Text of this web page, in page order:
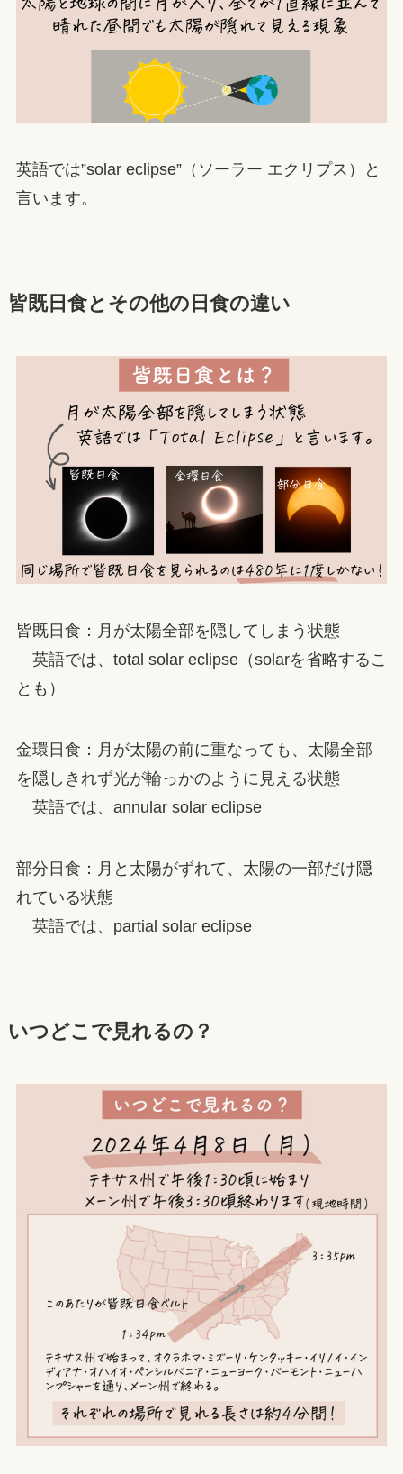
英語では”solar eclipse”（ソーラー エクリプス）と
言います。
皆既日食とその他の日食の違い
皆既日食：月が太陽全部を隠してしまう状態
英語では、total solar eclipse（solarを省略するこ
とも）
金環日食：月が太陽の前に重なっても、太陽全部
を隠しきれず光が輪っかのように見える状態
英語では、annular solar eclipse
部分日食：月と太陽がずれて、太陽の一部だけ隠
れている状態
英語では、partial solar eclipse
いつどこで見れるの？